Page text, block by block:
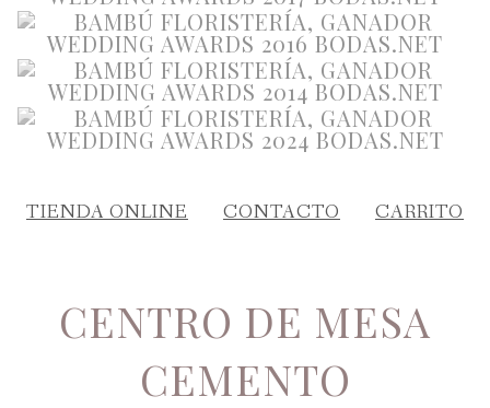
TIENDA ONLINE CONTACTO CARRITO
CENTRO DE MESA
CEMENTO